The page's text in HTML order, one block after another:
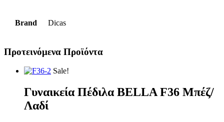
Brand Dicas
Προτεινόμενα Προϊόντα
Sale!
Γυναικεία Πέδιλα BELLA F36 Μπέζ/
Λαδί